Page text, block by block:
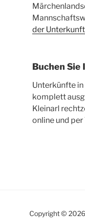
der
Buchen
Unterkünfte
komplett
Kleinarl
online und
Copyright ©